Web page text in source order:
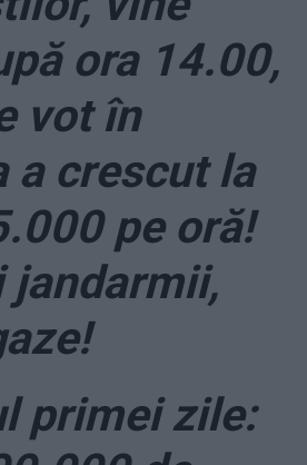
ora 14.00,
vot în
a crescut la
pe oră!
jandarmii,
primei zile: